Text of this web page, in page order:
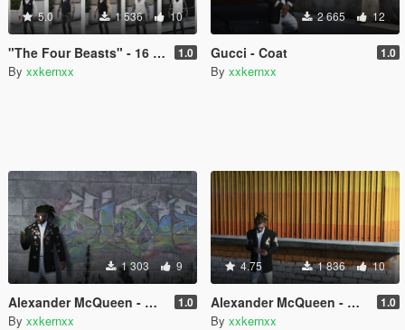
5.0 1 536 10
"The Four Beasts" - 16 styles - Waistcoat 1.0
By xxkernxx
2 665 12
Gucci - Coat 1.0
By xxkernxx
1 303 9
Alexander McQueen - Coat 2 1.0
By xxkernxx
4.75 1 836 10
Alexander McQueen - Coat 1.0
By xxkernxx